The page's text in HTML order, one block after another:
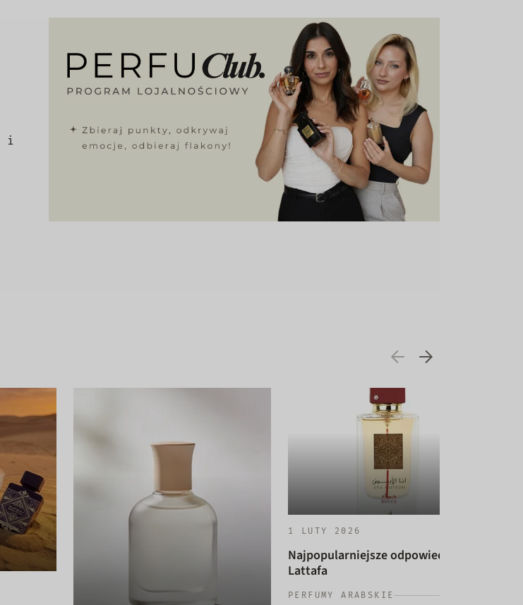
i
1 LUTY 2026
Najpopularniejsze odpowiedniki
Lattafa
PERFUMY ARABSKIE